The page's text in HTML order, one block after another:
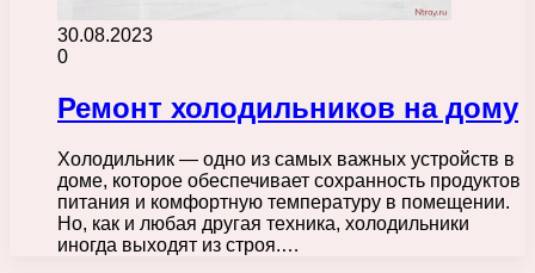
30.08.2023
0
Ремонт холодильников на дому
Холодильник — одно из самых важных устройств в
доме, которое обеспечивает сохранность продуктов
питания и комфортную температуру в помещении.
Но, как и любая другая техника, холодильники
иногда выходят из строя.…